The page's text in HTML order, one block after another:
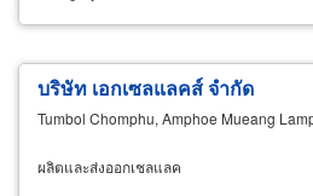
บริษัท เอกเซลแลคส์ จำกัด
Tumbol Chomphu, Amphoe Mueang
ผลิตและส่งออกเชลแลค